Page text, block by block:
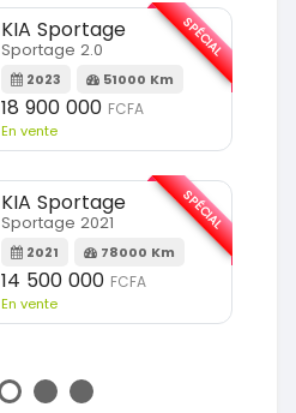
KIA Sportage
Sportage 2.0
2023 51000 Km
18 900 000 FCFA
En vente
SPÉCIAL
KIA Sportage
Sportage 2021
2021 78000 Km
14 500 000 FCFA
En vente
SPÉCIAL